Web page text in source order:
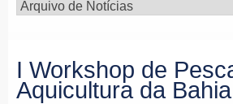
I Workshop de
Aquicultura da Bahia